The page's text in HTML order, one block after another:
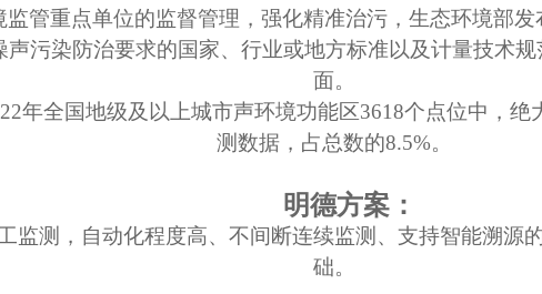
管重点单位的监督管理，强化精准治污， 生态环境部发
声污染防治要求的国家、行业或地方标准以及计量技术
面。
年全国地级及以上城市声环境功能区3618个点位中，
测数据，占总数的8.5%。
明德方案：
监测，自动化程度高、不间断连续监测、支持智能溯源
础。